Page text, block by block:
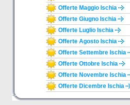
Offerte Maggio Ischia
Offerte Giugno Ischia
Offerte Luglio Ischia
Offerte Agosto Ischia
Offerte Settembre Ischia
Offerte Ottobre Ischia
Offerte Novembre Ischia
Offerte Dicembre Ischia